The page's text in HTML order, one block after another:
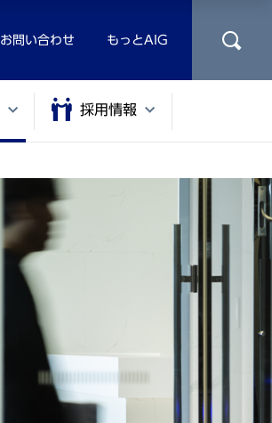
お問い合わせ もっとAIG
採用情報